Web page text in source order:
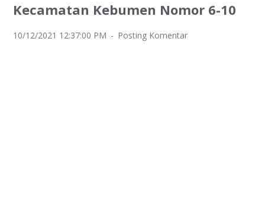
Kecamatan Kebumen Nomor 6-10
10/12/2021 12:37:00 PM Posting Komentar